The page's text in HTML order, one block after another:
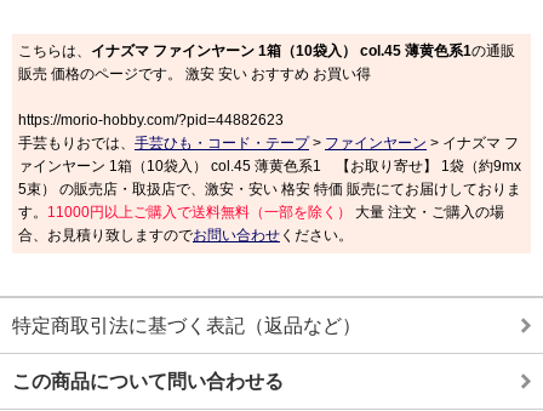
こちらは、 イナズマ ファインヤーン 1箱（10袋入） col.45 薄黄色系1の通販
販売 価格のページです。 激安 安い おすすめ お買い得
https://morio-hobby.com/?pid=44882623
手芸もりおでは、 手芸ひも・コード・テープ> ファインヤーン > イナズマ フ
ァインヤーン 1箱（10袋入） col.45 薄黄色系1 【お取り寄せ】 1袋（約9mx
5束） の販売店・取扱店で、激安・安い 格安 特価 販売にてお届けしておりま
す。 11000円以上ご購入で送料無料（一部を除く）
大量 注文・ご購入の場
合、お見積り致しますのでお問い合わせ ください。
特定商取引法に基づく表記（返品など）
この商品について問い合わせる